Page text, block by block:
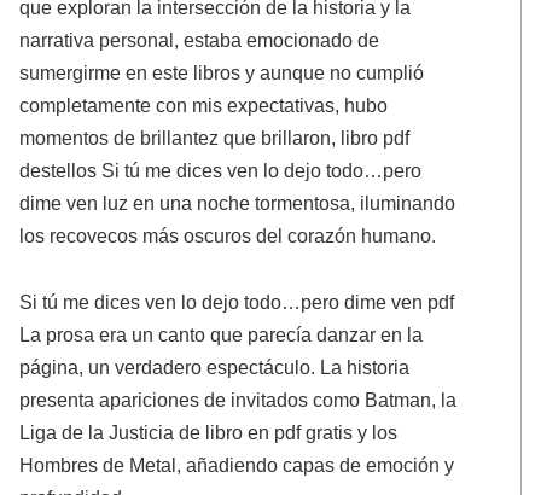
que exploran la intersección de la historia y la
narrativa personal, estaba emocionado de
sumergirme en este libros y aunque no cumplió
completamente con mis expectativas, hubo
momentos de brillantez que brillaron, libro pdf
destellos Si tú me dices ven lo dejo todo…pero
dime ven luz en una noche tormentosa, iluminando
los recovecos más oscuros del corazón humano.
Si tú me dices ven lo dejo todo…pero dime ven pdf
La prosa era un canto que parecía danzar en la
página, un verdadero espectáculo. La historia
presenta apariciones de invitados como Batman, la
Liga de la Justicia de libro en pdf gratis y los
Hombres de Metal, añadiendo capas de emoción y